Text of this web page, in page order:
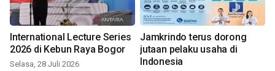
International Lecture Series
2026 di Kebun Raya Bogor
Selasa, 28 Juli 2026
Jamkrindo terus dorong
jutaan pelaku usaha di
Indonesia